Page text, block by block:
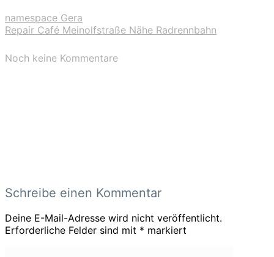
namespace Gera
Repair Café Meinolfstraße Nähe Radrennbahn
Noch keine Kommentare
Schreibe einen Kommentar
Deine E-Mail-Adresse wird nicht veröffentlicht.
Erforderliche Felder sind mit * markiert